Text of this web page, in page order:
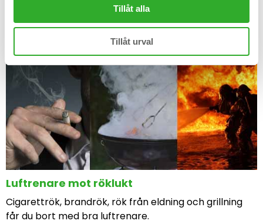
Tillåt alla
Tillåt urval
Luftrenare mot röklukt
Cigarettrök, brandrök, rök från eldning och grillning
får du bort med bra luftrenare.